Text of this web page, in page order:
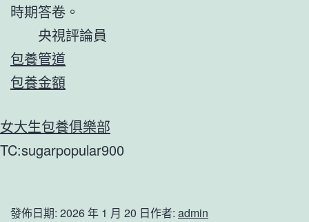
時期答卷。
央視評論員
包養管道
包養金額
女大生包養俱樂部
TC:sugarpopular900
發佈日期: 2026 年 1 月 20 日作者: admin